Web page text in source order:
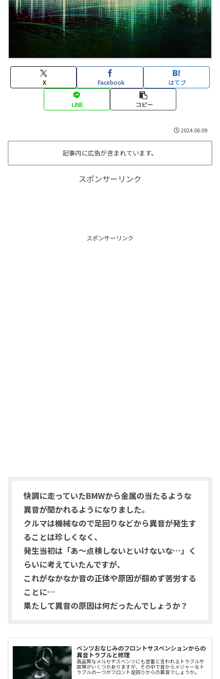
X Facebook はてブ
LINE コピー
2024.06.09
記事内に広告が含まれています。
スポンサーリンク
スポンサーリンク
快調に走っていたBMWから金属の当たるような
異音が聞かれるようになりました。
クルマは機械なので足回りなどから異音が発生す
ることは珍しくなく、
発生当初は「あ～点検しないといけないな…」く
らいに考えていたんですが、
これがなかなか音の正体や原因が掴めず苦労する
ことに…
果たして異音の原因は何だったんでしょうか？
ベンツおなじみのフロントサスペンションからの
異音トラブルと修理
高品質なメルセデスベンツにも定番と言われるトラブルや
故障がいくつかありますが、その中で昔からメジャーなト
ラブルの一つがフロント足回りからの異音でしょうか。今